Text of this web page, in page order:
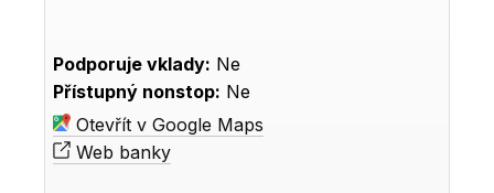
Podporuje vklady: Ne
Přístupný nonstop: Ne
Otevřít v Google Maps
Web banky